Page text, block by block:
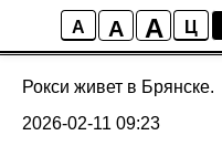
A A A Ц
Рокси живет в Брянске.
2026-02-11 09:23